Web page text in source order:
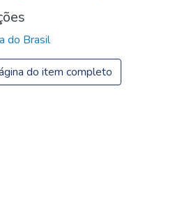
do Brasil
do item completo